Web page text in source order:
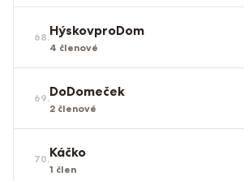
68.HýskovproDom
4 členové
69.DoDomeček
2 členové
70.Káčko
1 člen